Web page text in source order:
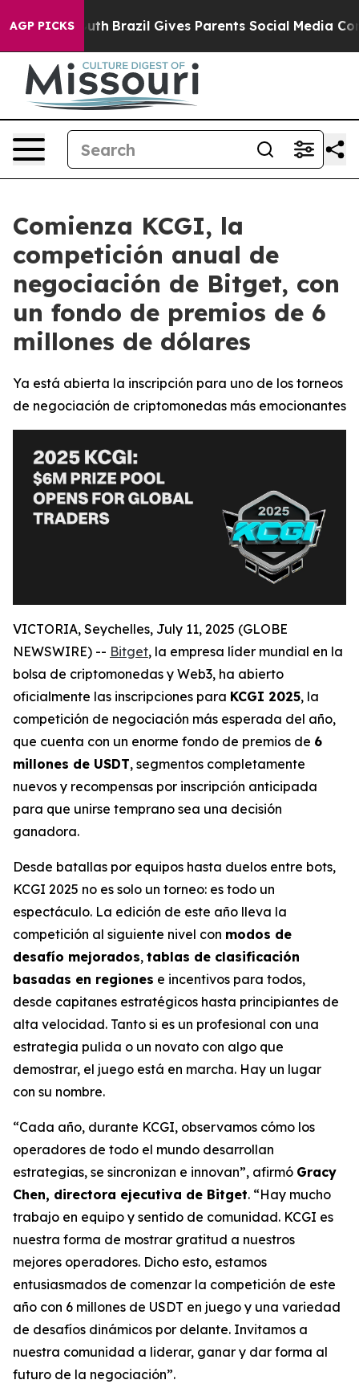
AGP PICKS
to Youth Brazil Gives Parents Social Media
Comienza KCGI, la
competición anual de
negociación de Bitget, con
un fondo de premios de 6
millones de dólares
Ya está abierta la inscripción para uno de los torneos
de negociación de criptomonedas más emocionantes
VICTORIA, Seychelles, July 11, 2025 (GLOBE
NEWSWIRE) -- Bitget, la empresa líder mundial en la
bolsa de criptomonedas y Web3, ha abierto
oficialmente las inscripciones para KCGI 2025, la
competición de negociación más esperada del año,
que cuenta con un enorme fondo de premios de 6
millones de USDT, segmentos completamente
nuevos y recompensas por inscripción anticipada
para que unirse temprano sea una decisión
ganadora.
Desde batallas por equipos hasta duelos entre bots,
KCGI 2025 no es solo un torneo: es todo un
espectáculo. La edición de este año lleva la
competición al siguiente nivel con modos de
desafío mejorados, tablas de clasificación
basadas en regiones e incentivos para todos,
desde capitanes estratégicos hasta principiantes de
alta velocidad. Tanto si es un profesional con una
estrategia pulida o un novato con algo que
demostrar, el juego está en marcha. Hay un lugar
con su nombre.
“Cada año, durante KCGI, observamos cómo los
operadores de todo el mundo desarrollan
estrategias, se sincronizan e innovan”, afirmó Gracy
Chen, directora ejecutiva de Bitget. “Hay mucho
trabajo en equipo y sentido de comunidad. KCGI es
nuestra forma de mostrar gratitud a nuestros
mejores operadores. Dicho esto, estamos
entusiasmados de comenzar la competición de este
año con 6 millones de USDT en juego y una variedad
de desafíos dinámicos por delante. Invitamos a
nuestra comunidad a liderar, ganar y dar forma al
futuro de la negociación”.